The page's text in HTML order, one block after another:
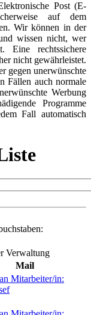
Post (E-
auf dem
Wir können in der
wissen nicht, wer
Eine rechtssichere
nicht gewährleistet.
gegen unerwünschte
Fällen auch normale
Werbung
Programme
Fall automatisch
Verwaltung
Mail